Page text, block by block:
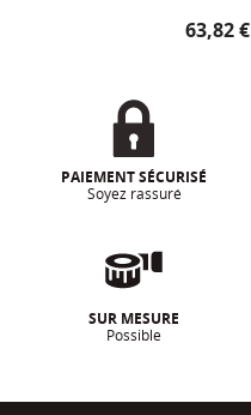
Prix
63,82 €
PAIEMENT SÉCURISÉ
Soyez rassuré
SUR MESURE
Possible